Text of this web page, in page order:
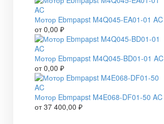
Мотор Ebmpapst M4Q045-EA01-01 AC
от0,00 ₽
Мотор Ebmpapst M4Q045-BD01-01 AC
от0,00 ₽
Мотор Ebmpapst M4E068-DF01-50 AC
от37 400,00 ₽